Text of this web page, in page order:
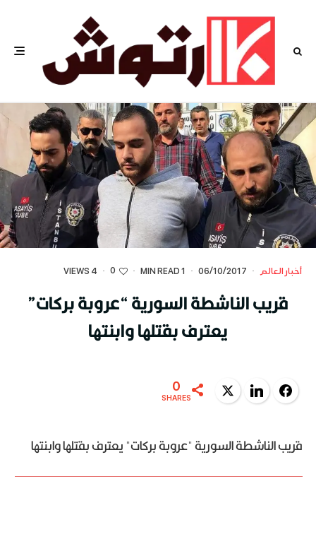
أخبار العالم ·
06/10/2017
·
1 MIN READ
·
0
·
4 VIEWS
قريب الناشطة السورية “عروبة بركات”
يعترف بقتلها وابنتها
Facebook
LinkedIn
Twitter
0
SHARES
قريب الناشطة السورية "عروبة بركات" يعترف بقتلها وابنتها